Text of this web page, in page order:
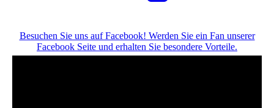
Besuchen Sie uns auf Facebook! Werden Sie ein Fan unserer
Facebook Seite und erhalten Sie besondere Vorteile.